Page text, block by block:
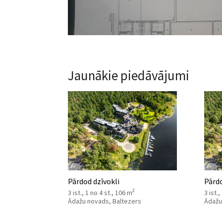
Jaunākie piedāvājumi
Pārdod dzīvokli
3 ist., 1 no 4 st., 106 m2
Ādažu novads, Baltezers
3 ist.,